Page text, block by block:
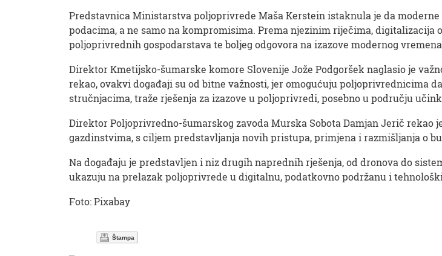
Predstavnica Ministarstva poljoprivrede Maša Kerstein istaknula je da
podacima, a ne samo na kompromisima. Prema njezinim riječima, digitalizacija
poljoprivrednih gospodarstava te boljeg odgovora na izazove modernog
Direktor Kmetijsko-šumarske komore Slovenije Jože Podgoršek naglasio je
rekao, ovakvi događaji su od bitne važnosti, jer omogućuju poljoprivrednicima
stručnjacima, traže rješenja za izazove u poljoprivredi, posebno u području
Direktor Poljoprivredno-šumarskog zavoda Murska Sobota Damjan Jerič rekao
gazdinstvima, s ciljem predstavljanja novih pristupa, primjena i razmišljanja o
Na događaju je predstavljen i niz drugih naprednih rješenja, od dronova do
ukazuju na prelazak poljoprivrede u digitalnu, podatkovno podržanu i
Foto: Pixabay
Štampa